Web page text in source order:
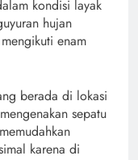
kondisi layak
hujan
enam
berada di lokasi
sepatu
karena di